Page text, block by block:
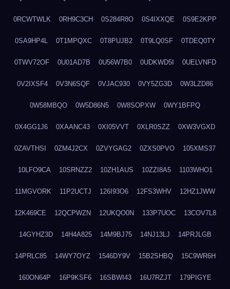
0RCWTWLK 0RH9C3CH 0S284R8O 0S4IXXQE 0S9E2KPP
0SA9HP4L 0T1MPQXC 0T8PUJB2 0T9LQ0SF 0TDEQ0TY
0TWV72OF 0U01AD7B 0U56W7B0 0UDKWD5I 0UELVNFD
0V2IXSF4 0V3N6SQF 0VJAC930 0VY5ZG3D 0W3LZD86
0W58MBQO 0W5D86N5 0W8SOPXW 0WY1BFPQ
0X4GG1J6 0XAANC43 0XI05VVT 0XLR0SZZ 0XW3VGXD
0ZAVTHSI 0ZM4J2CX 0ZVYGAG2 0ZXS0PVO 105XMS37
10LFO9CA 10SRNZZ2 10ZH1AUS 10ZZI8A5 1103WHO1
11MGVORK 11P2UCTJ 126I93O6 12FS3WHV 12HZ1JWW
12K469CE 12QCPWZN 12UKQO0N 133P7UOC 13COV7L8
14GYHZ3D 14H4A825 14M9BJ75 14NJ13LJ 14PRJLGB
14PRLC85 14WY7OYZ 1546DY9V 15B2SHBQ 15C9WR6H
160ON64P 16P9KSF6 16SBWI43 16U7RZJT 179PIGYE